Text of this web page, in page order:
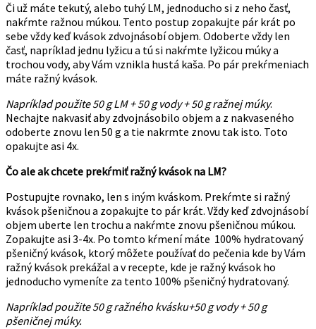
Či už máte tekutý, alebo tuhý LM, jednoducho si z neho časť,
nakŕmte ražnou múkou. Tento postup zopakujte pár krát po
sebe vždy keď kvások zdvojnásobí objem. Odoberte vždy len
časť, napríklad jednu lyžicu a tú si nakŕmte lyžicou múky a
trochou vody, aby Vám vznikla hustá kaša. Po pár prekŕmeniach
máte ražný kvások.
Napríklad použite 50 g LM + 50 g vody + 50 g ražnej múky.
Nechajte nakvasiť aby zdvojnásobilo objem a z nakvaseného
odoberte znovu len 50 g a tie nakrmte znovu tak isto. Toto
opakujte asi 4x.
Čo ale ak chcete prekŕmiť ražný kvások na LM?
Postupujte rovnako, len s iným kváskom. Prekŕmte si ražný
kvások pšeničnou a zopakujte to pár krát. Vždy keď zdvojnásobí
objem uberte len trochu a nakŕmte znovu pšeničnou múkou.
Zopakujte asi 3-4x. Po tomto kŕmení máte 100% hydratovaný
pšeničný kvások, ktorý môžete používať do pečenia kde by Vám
ražný kvások prekážal a v recepte, kde je ražný kvások ho
jednoducho vymeníte za tento 100% pšeničný hydratovaný.
Napríklad použite 50 g ražného kvásku+50 g vody + 50 g
pšeničnej múky.